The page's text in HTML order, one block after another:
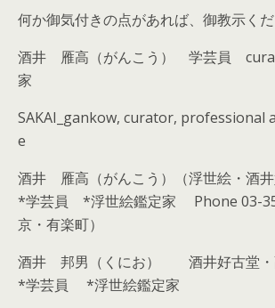
何か御気付きの点があれば、御教示くだ
酒井 雁高（がんこう） 学芸員
家
SAKAI_gankow, curator, professional
e
酒井 雁高（がんこう）（浮世絵・酒
*学芸員 *浮世絵鑑定家 Phone 03-
京・有楽町）
酒井 邦男（くにお） 酒井好
*学芸員 *浮世絵鑑定家